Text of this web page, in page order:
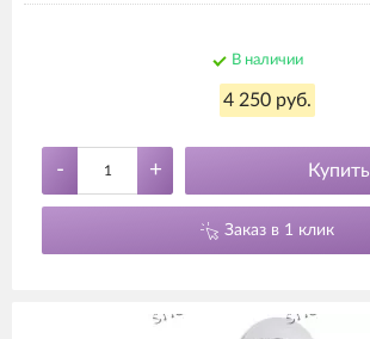
В наличии
4 250 руб.
- + Купить
Заказ в 1 клик